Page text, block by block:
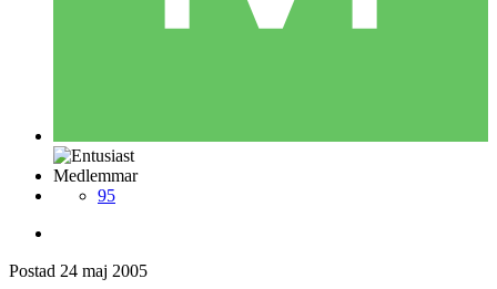
Medlemmar
95
Postad 24 maj 2005